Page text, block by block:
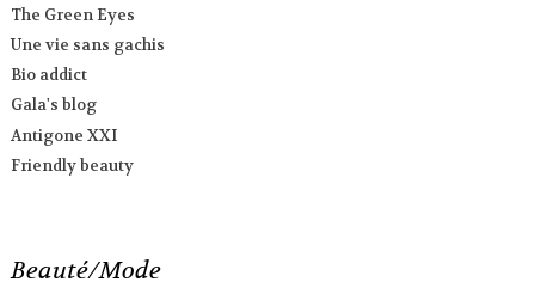
The Green Eyes
Une vie sans gachis
Bio addict
Gala's blog
Antigone XXI
Friendly beauty
Beauté/Mode